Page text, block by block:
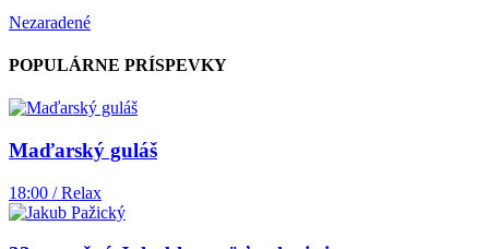
Nezaradené
POPULÁRNE PRÍSPEVKY
Maďarský guláš
18:00 / Relax